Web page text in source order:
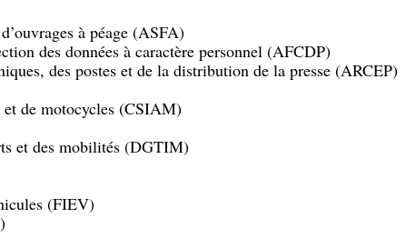
à péage (ASFA)
des données à caractère personnel (AFCDP)
des postes et de la distribution de la presse (ARCEP)
et de motocycles (CSIAM)
et des mobilités (DGTIM)
(FIEV)